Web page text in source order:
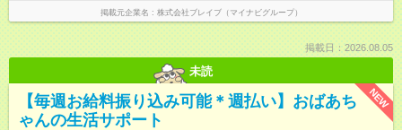
掲載元企業名 株式会社ブレイブ（マイナビグループ）
掲載日：2026.08.05
未読
NEW
【毎週お給料振り込み可能＊週払い】おばあち
ゃんの生活サポート